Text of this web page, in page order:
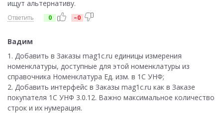
ищут альтернативу.
Ответить 0 –0
Вадим
1. Добавить в Заказы mag1c.ru единицы измерения
номенклатуры, доступные для этой номенклатуры из
справочника Номенклатура Ед. изм. в 1С УНФ;
2. Добавить интерфейс в Заказы mag1c.ru как в Заказе
покупателя 1С УНФ 3.0.12. Важно максимальное количество
строк и их нумерация.